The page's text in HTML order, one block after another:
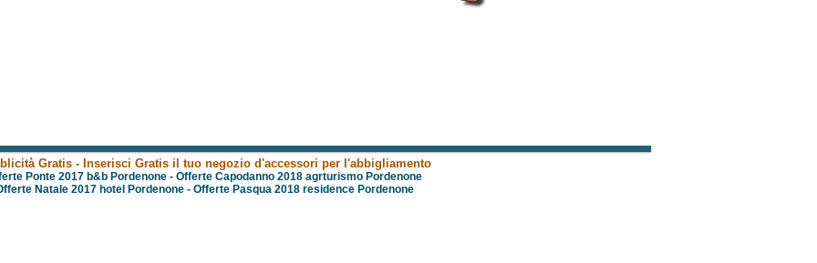
Gratis - Inserisci Gratis il tuo negozio d'accessori per l'abbigliamento
Ponte 2017 b&b Pordenone - Offerte Capodanno 2018 agrturismo Pordenone
Natale 2017 hotel Pordenone- Offerte Pasqua 2018 residence Pordenone